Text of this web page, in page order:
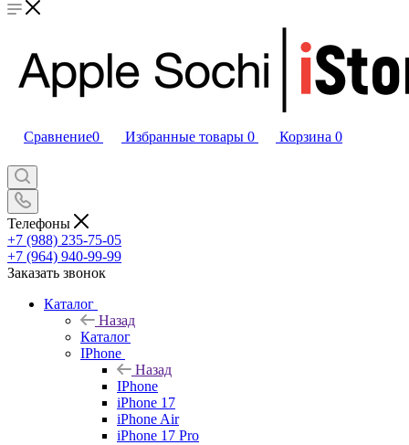
Сравнение0 Избранные товары 0 Корзина 0
Телефоны
+7 (988) 235-75-05
+7 (964) 940-99-99
Заказать звонок
Каталог
Назад
Каталог
IPhone
Назад
IPhone
iPhone 17
iPhone Air
iPhone 17 Pro